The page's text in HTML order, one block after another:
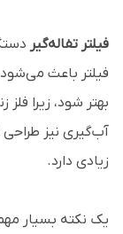
فیلتر تفاله‌گیر
فیلتر باعث
بهتر شود، زیرا
آب‌گیری نیز
زیادی دارد.